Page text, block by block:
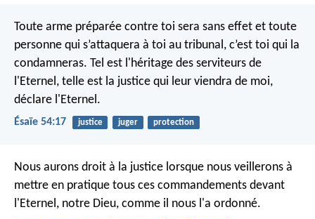
Toute arme préparée contre toi sera sans effet et toute
personne qui s’attaquera à toi au tribunal, c’est toi qui la
condamneras. Tel est l'héritage des serviteurs de
l'Eternel, telle est la justice qui leur viendra de moi,
déclare l'Eternel.
Ésaïe 54:17 justice juger protection
Nous aurons droit à la justice lorsque nous veillerons à
mettre en pratique tous ces commandements devant
l'Eternel, notre Dieu, comme il nous l'a ordonné.